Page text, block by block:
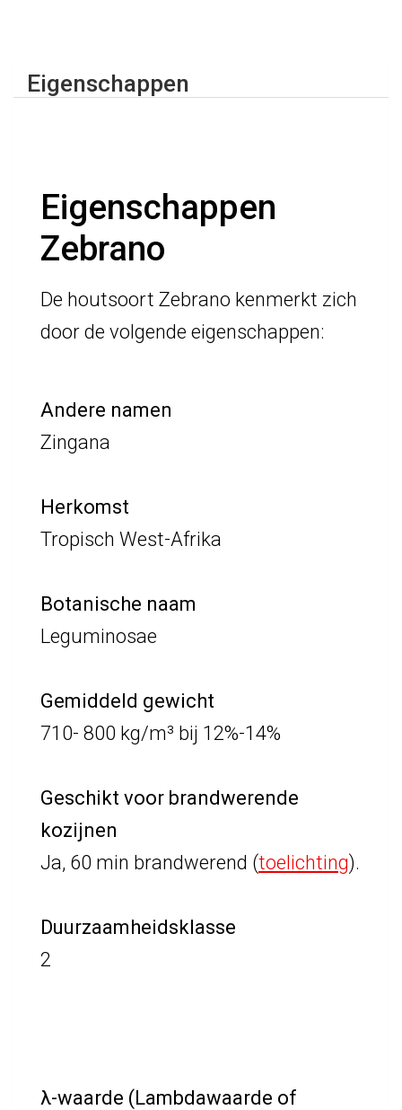
Eigenschappen
Eigenschappen
Zebrano
De houtsoort Zebrano kenmerkt zich
door de volgende eigenschappen:
Andere namen
Zingana
Herkomst
Tropisch West-Afrika
Botanische naam
Leguminosae
Gemiddeld gewicht
710- 800 kg/m³ bij 12%-14%
Geschikt voor brandwerende
kozijnen
Ja, 60 min brandwerend (toelichting).
Duurzaamheidsklasse
2
λ-waarde (Lambdawaarde of